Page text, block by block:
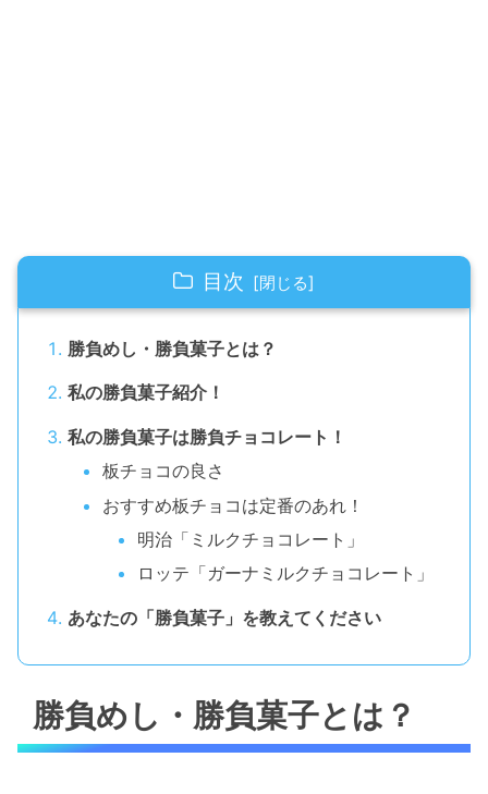
目次
勝負めし・勝負菓子とは？
私の勝負菓子紹介！
私の勝負菓子は勝負チョコレート！
板チョコの良さ
おすすめ板チョコは定番のあれ！
明治「ミルクチョコレート」
ロッテ「ガーナミルクチョコレート」
あなたの「勝負菓子」を教えてください
勝負めし・勝負菓子とは？